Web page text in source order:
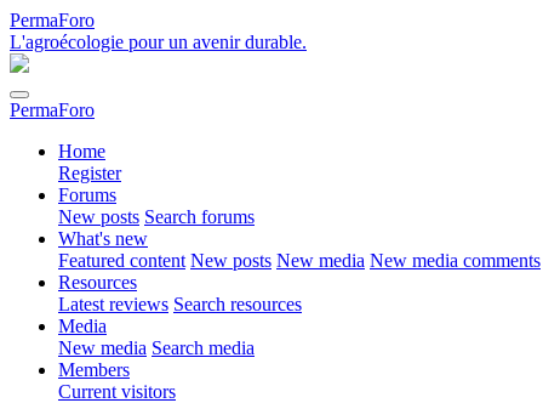
PermaForo
L'agroécologie pour un avenir durable.
PermaForo
Home
Register
Forums
New posts Search forums
What's new
Featured content New posts New media New media comments
Resources
Latest reviews Search resources
Media
New media Search media
Members
Current visitors